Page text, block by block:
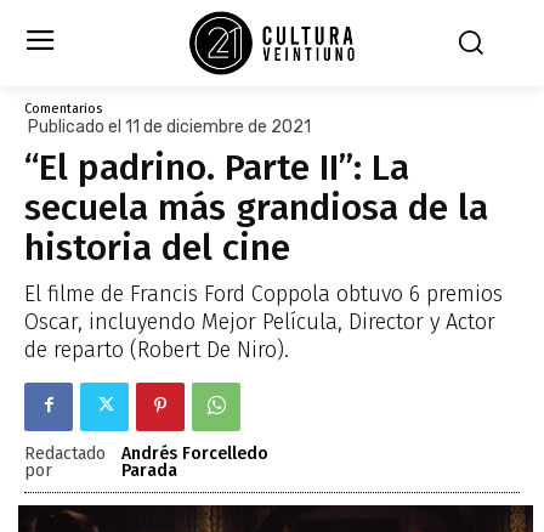
Comentarios
Publicado el 11 de diciembre de 2021
“El padrino. Parte II”: La
secuela más grandiosa de la
historia del cine
El filme de Francis Ford Coppola obtuvo 6 premios
Oscar, incluyendo Mejor Película, Director y Actor
de reparto (Robert De Niro).
Redactado
por
Andrés Forcelledo
Parada